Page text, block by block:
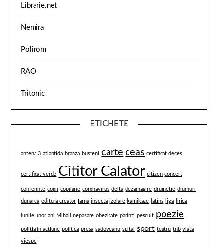
Librarie.net
Nemira
Polirom
RAO
Tritonic
ETICHETE
antena 3 atlantida branza busteni carte ceas certificat deces
certificat verde Cititor Calator citizen concert
conferinte copii copilarie coronavirus delta dezamagire drumetie drumuri
dunarea editura creator Iarna insecta izolare kamikaze latina liga lirica
lunile unor ani Mihail nepasare obezitate parinti pescuit poezie
politia in actiune politica presa sadoveanu spital sport teatru tnb viata
viespe